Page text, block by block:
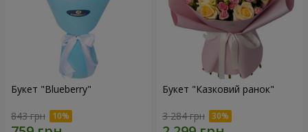
Букет "Blueberry"
843 грн
Букет "Казковий ранок"
3 284 грн